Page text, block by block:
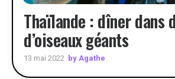
Thaïlande : dîner dans
d’oiseaux géants
13 mai 2022 by Agathe